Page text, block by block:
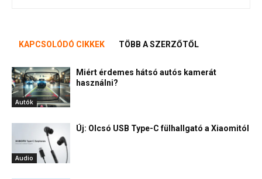
KAPCSOLÓDÓ CIKKEK TÖBB A SZERZŐTŐL
Autók
Miért érdemes hátsó autós kamerát
használni?
Audio
Új: Olcsó USB Type-C fülhallgató a Xiaomitól